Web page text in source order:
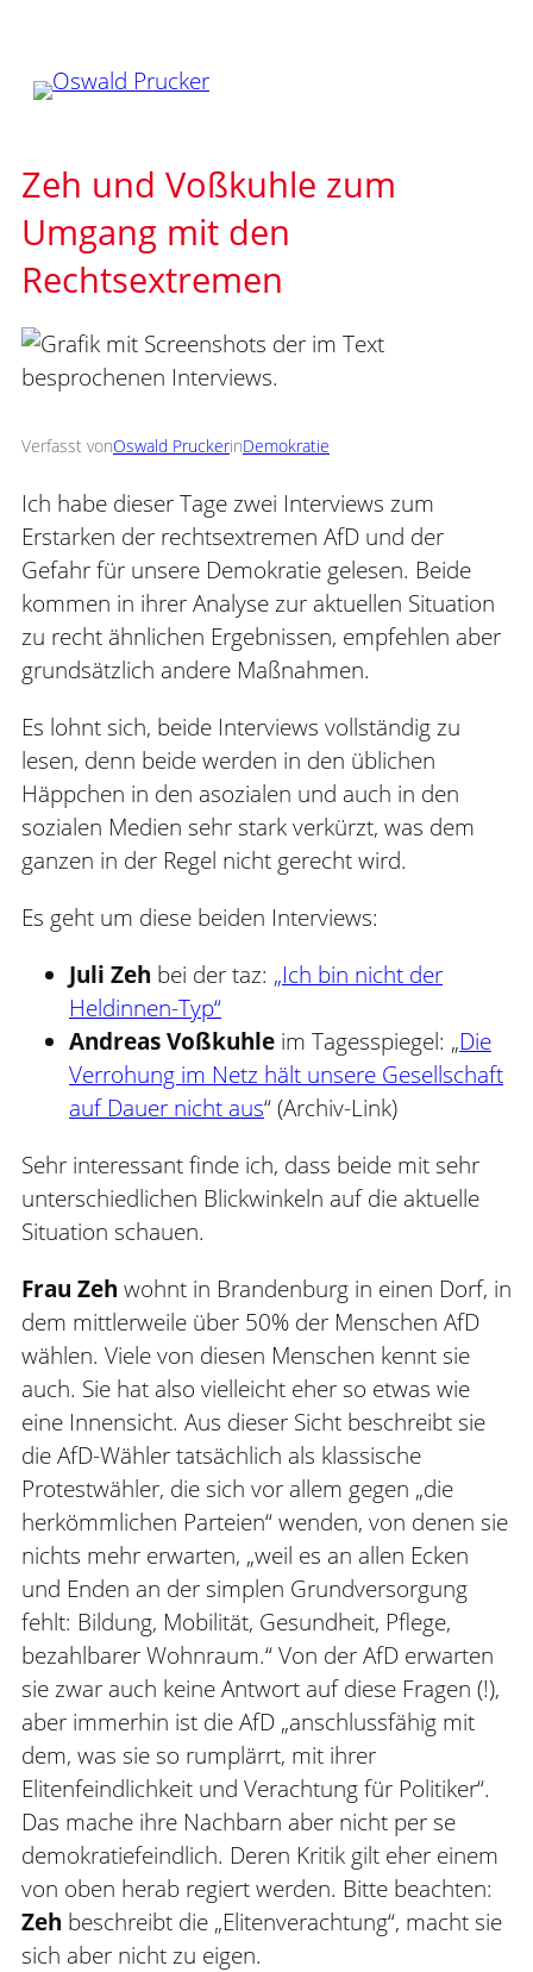
springen
Zeh und Voßkuhle zum
Umgang mit den
Rechtsextremen
Verfasst vonOswald PruckerinDemokratie
Ich habe dieser Tage zwei Interviews zum
Erstarken der rechtsextremen AfD und der
Gefahr für unsere Demokratie gelesen. Beide
kommen in ihrer Analyse zur aktuellen Situation
zu recht ähnlichen Ergebnissen, empfehlen aber
grundsätzlich andere Maßnahmen.
Es lohnt sich, beide Interviews vollständig zu
lesen, denn beide werden in den üblichen
Häppchen in den asozialen und auch in den
sozialen Medien sehr stark verkürzt, was dem
ganzen in der Regel nicht gerecht wird.
Es geht um diese beiden Interviews:
Juli Zeh bei der taz: „Ich bin nicht der
Heldinnen-Typ“
Andreas Voßkuhle im Tagesspiegel: „Die
Verrohung im Netz hält unsere Gesellschaft
auf Dauer nicht aus“ (Archiv-Link)
Sehr interessant finde ich, dass beide mit sehr
unterschiedlichen Blickwinkeln auf die aktuelle
Situation schauen.
Frau Zeh wohnt in Brandenburg in einen Dorf, in
dem mittlerweile über 50% der Menschen AfD
wählen. Viele von diesen Menschen kennt sie
auch. Sie hat also vielleicht eher so etwas wie
eine Innensicht. Aus dieser Sicht beschreibt sie
die AfD-Wähler tatsächlich als klassische
Protestwähler, die sich vor allem gegen „die
herkömmlichen Parteien“ wenden, von denen sie
nichts mehr erwarten, „weil es an allen Ecken
und Enden an der simplen Grundversorgung
fehlt: Bildung, Mobilität, Gesundheit, Pflege,
bezahlbarer Wohnraum.“ Von der AfD erwarten
sie zwar auch keine Antwort auf diese Fragen (!),
aber immerhin ist die AfD „anschlussfähig mit
dem, was sie so rumplärrt, mit ihrer
Elitenfeindlichkeit und Verachtung für Politiker“.
Das mache ihre Nachbarn aber nicht per se
demokratiefeindlich. Deren Kritik gilt eher einem
von oben herab regiert werden. Bitte beachten:
Zeh beschreibt die „Elitenverachtung“, macht sie
sich aber nicht zu eigen.